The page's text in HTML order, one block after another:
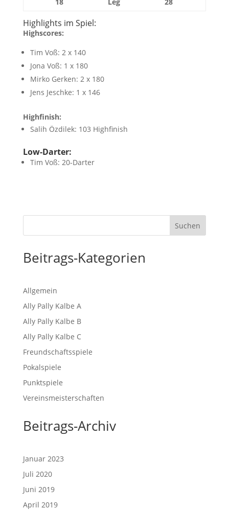
Highlights im Spiel:
Highscores:
Tim Voß: 2 x 140
Jona Voß: 1 x 180
Mirko Gerken: 2 x 180
Jens Jeschke: 1 x 146
Highfinish:
Salih Özdilek: 103 Highfinish
Low-Darter:
Tim Voß: 20-Darter
Beitrags-Kategorien
Allgemein
Ally Pally Kalbe A
Ally Pally Kalbe B
Ally Pally Kalbe C
Freundschaftsspiele
Pokalspiele
Punktspiele
Vereinsmeisterschaften
Beitrags-Archiv
Januar 2023
Juli 2020
Juni 2019
April 2019